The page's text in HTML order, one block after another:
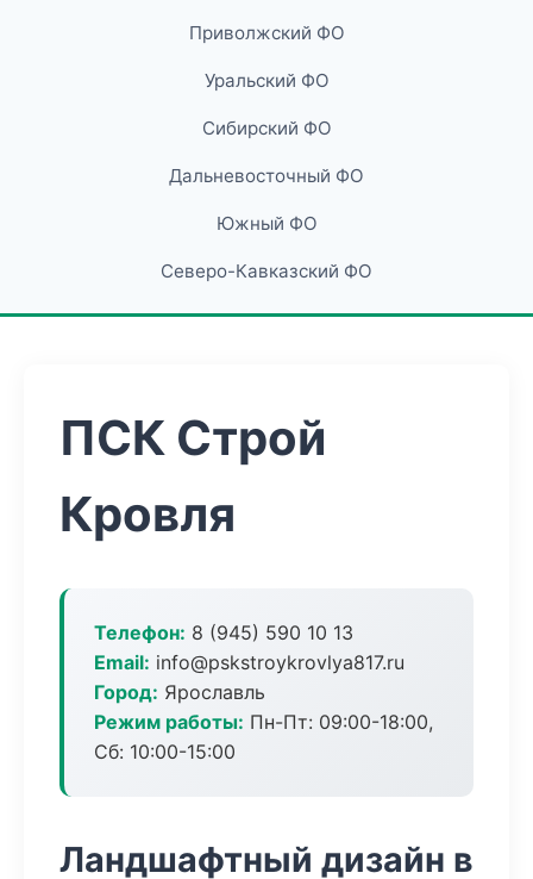
Приволжский ФО
Уральский ФО
Сибирский ФО
Дальневосточный ФО
Южный ФО
Северо-Кавказский ФО
ПСК Строй
Кровля
Телефон: 8 (945) 590 10 13
Email: info@pskstroykrovlya817.ru
Город: Ярославль
Режим работы: Пн-Пт: 09:00-18:00,
Сб: 10:00-15:00
Ландшафтный дизайн в